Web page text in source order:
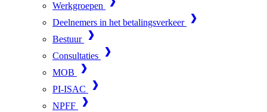
Werkgroepen
Deelnemers in het betalingsverkeer
Bestuur
Consultaties
MOB
PI-ISAC
NPFF